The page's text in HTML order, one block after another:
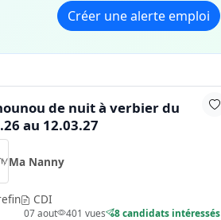
Créer une alerte emploi
de nuit à verbier du
au 12.03.27
Ma Nanny
CDI
07 aout 401 vues 8 candidats intéressés